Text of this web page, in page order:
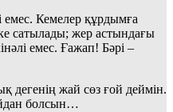
емес. Кемелер құрдымға
сатылады; жер астындағы
емес. Ғажап! Бәрі –
дегенің жай сөз ғой деймін.
болсын…